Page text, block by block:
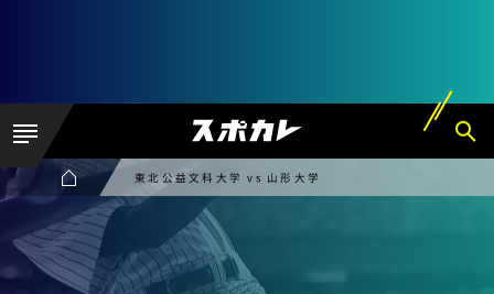
東北公益文科大学 vs 山形大学